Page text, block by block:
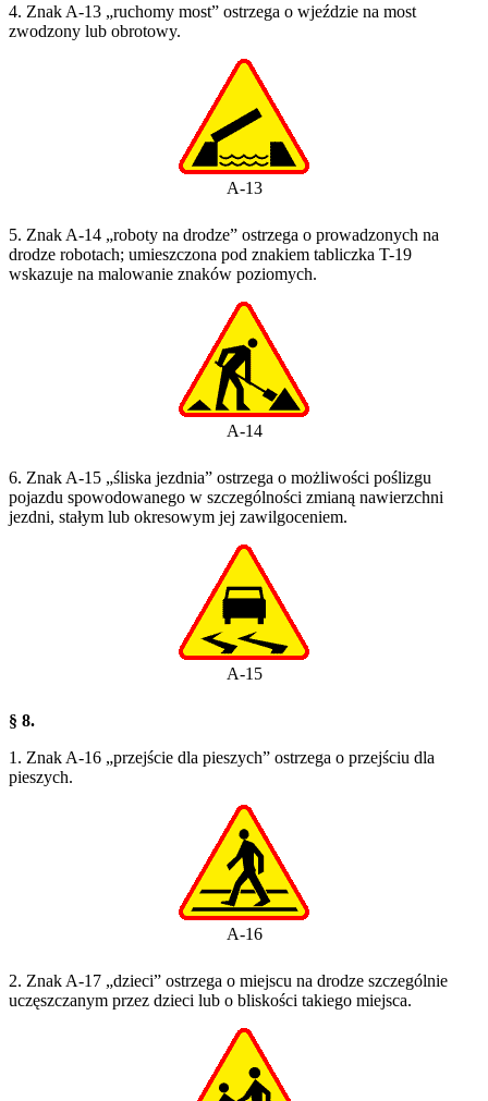
4. Znak A-13 „ruchomy most” ostrzega o wjeździe na most
zwodzony lub obrotowy.
A-13
5. Znak A-14 „roboty na drodze” ostrzega o prowadzonych na
drodze robotach; umieszczona pod znakiem tabliczka T-19
wskazuje na malowanie znaków poziomych.
A-14
6. Znak A-15 „śliska jezdnia” ostrzega o możliwości poślizgu
pojazdu spowodowanego w szczególności zmianą nawierzchni
jezdni, stałym lub okresowym jej zawilgoceniem.
A-15
§ 8.
1. Znak A-16 „przejście dla pieszych” ostrzega o przejściu dla
pieszych.
A-16
2. Znak A-17 „dzieci” ostrzega o miejscu na drodze szczególnie
uczęszczanym przez dzieci lub o bliskości takiego miejsca.